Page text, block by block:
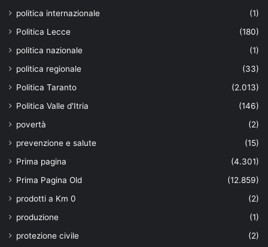
politica internazionale
(1)
Politica Lecce
(180)
politica nazionale
(1)
politica regionale
(33)
Politica Taranto
(2.013)
Politica Valle d'Itria
(146)
povertà
(2)
prevenzione e salute
(15)
Prima pagina
(4.301)
Prima Pagina Old
(12.859)
prodotti a Km 0
(2)
produzione
(1)
protezione civile
(2)